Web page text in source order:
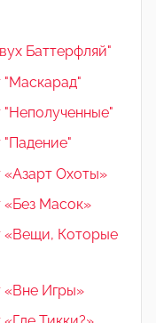
Баттерфляй"
Охоты»
Масок»
«Вещи, Которые
«Вне Игры»